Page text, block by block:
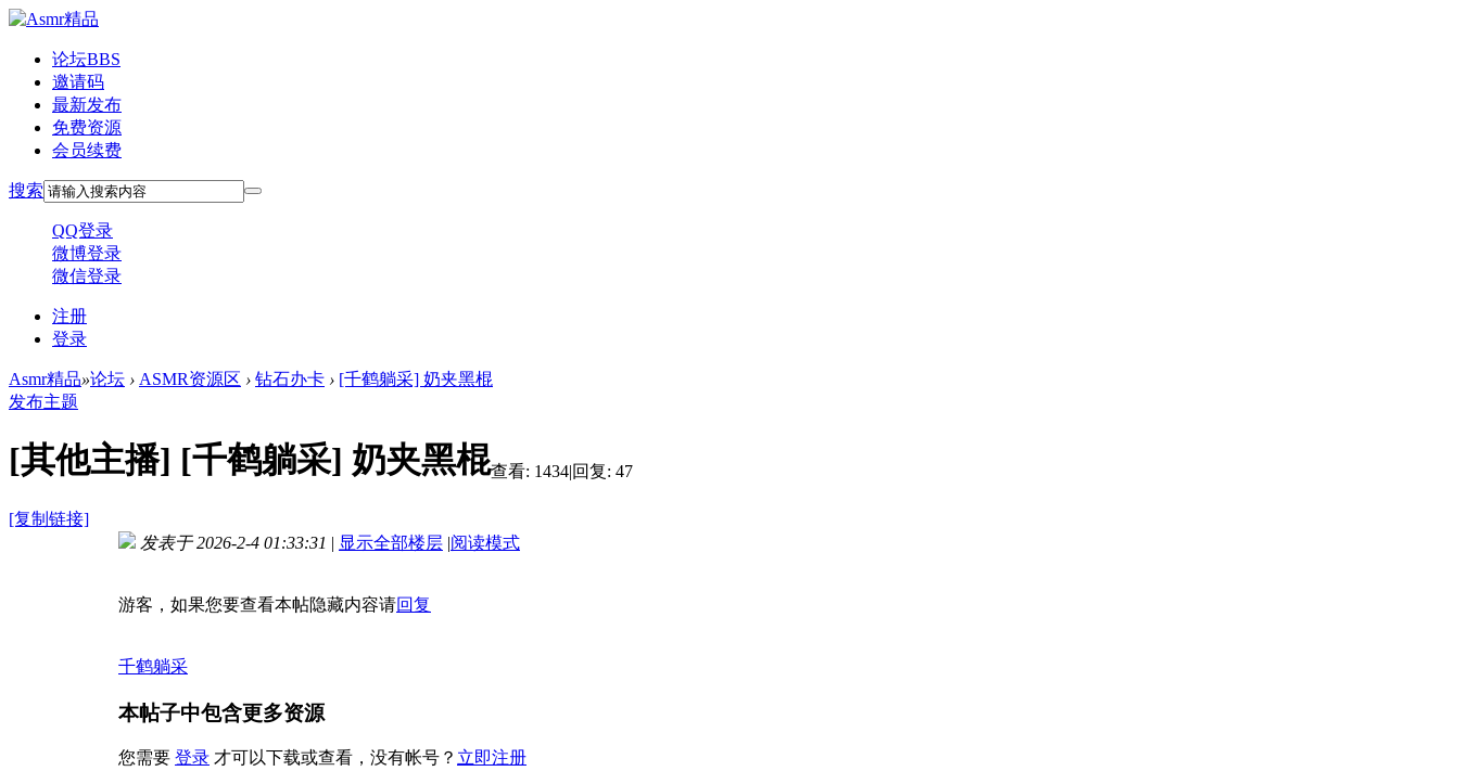
论坛BBS
邀请码
最新发布
免费资源
会员续费
搜索
QQ登录
微博登录
微信登录
注册
登录
Asmr精品»论坛 › ASMR资源区 › 钻石办卡 › [千鹤躺采] 奶夹黑棍
发布主题
[其他主播] [千鹤躺采] 奶夹黑棍
[复制链接]
查看: 1434|回复: 47
发表于 2026-2-4 01:33:31 | 显示全部楼层 |阅读模式
游客，如果您要查看本帖隐藏内容请回复
千鹤躺采
本帖子中包含更多资源
您需要 登录 才可以下载或查看，没有帐号？ 立即注册